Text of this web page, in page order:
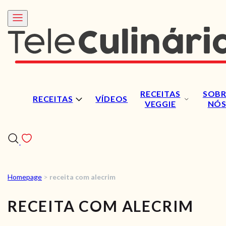
RECEITAS VÍDEOS
RECEITAS
VEGGIE
NÓS
RECEITAS
VÍDEOS
Homepage > receita com alecrim
RECEITA COM ALECRIM